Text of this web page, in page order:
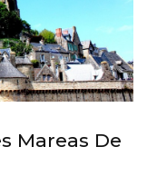
Mareas De